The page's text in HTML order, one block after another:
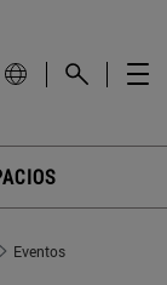
Eventos